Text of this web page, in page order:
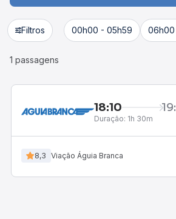
Filtros 00h00 - 05h59 06h00
1 passagens
18:10
Duração: 1h 30m
8,3 Viação Águia Branca